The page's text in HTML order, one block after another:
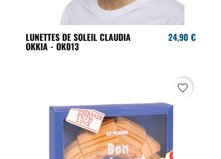
LUNETTES DE SOLEIL CLAUDIA
OKKIA - OK013
24,90 €
favorite_border